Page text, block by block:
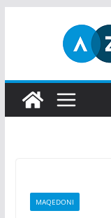
MAQEDONI